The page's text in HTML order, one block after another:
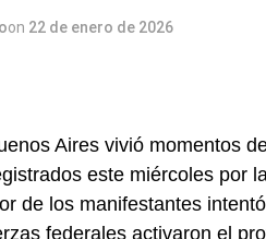
on 22 de enero de 2026
Aires vivió momentos
este miércoles por
de los manifestantes
federales activaron el